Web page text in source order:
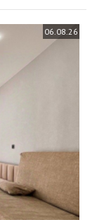
06.08.26